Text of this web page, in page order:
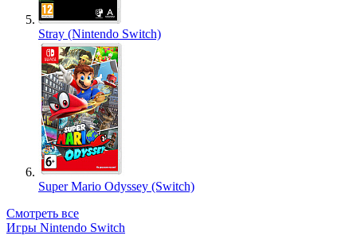
Stray (Nintendo Switch)
Super Mario Odyssey (Switch)
Смотреть все
Игры Nintendo Switch